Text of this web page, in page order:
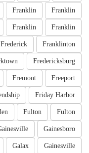
Franklin
Franklin
Franklin
Franklin
Franklinton
Frederick
Fredericksburg
Freeport
Fremont
Friday Harbor
Fulton
Fulton
Gainesboro
Gainesville
Galax